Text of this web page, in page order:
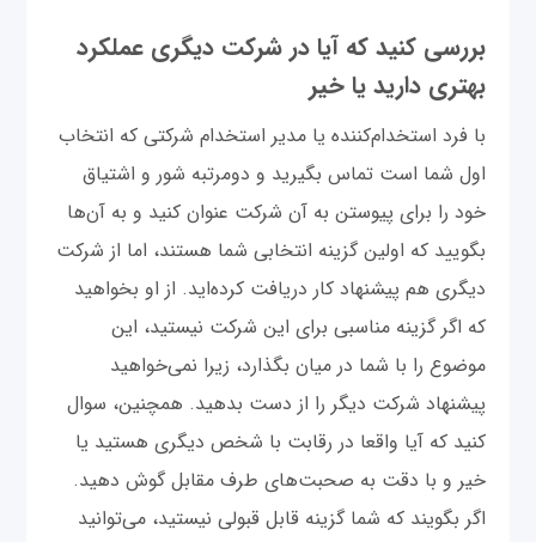
بررسی کنید که آیا در شرکت دیگری عملکرد
بهتری دارید یا خیر
با فرد استخدام‌کننده یا مدیر استخدام شرکتی که انتخاب
اول شما است تماس بگیرید و دومرتبه شور و اشتیاق
خود را برای پیوستن به آن شرکت عنوان کنید و به آن‌ها
بگویید که اولین گزینه انتخابی شما هستند، اما از شرکت
دیگری هم پیشنهاد کار دریافت کرده‌اید. از او بخواهید
که اگر گزینه مناسبی برای این شرکت نیستید، این
موضوع را با شما در میان بگذارد، زیرا نمی‌خواهید
پیشنهاد شرکت دیگر را از دست بدهید. همچنین، سوال
کنید که آیا واقعا در رقابت با شخص دیگری هستید یا
خیر و با دقت به صحبت‌های طرف مقابل گوش دهید.
اگر بگویند که شما گزینه قابل قبولی نیستید، می‌توانید